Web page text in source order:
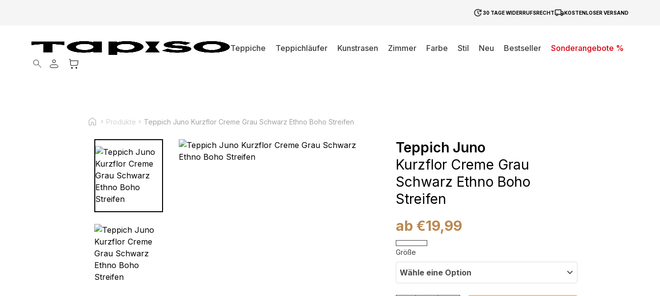
30 TAGE WIDERRUFSRECHT KOSTENLOSER VERSAND
Teppiche Teppichläufer Kunstrasen Zimmer Farbe Stil Neu Bestseller
Sonderangebote %
Products search
Produkte Teppich Juno Kurzflor Creme Grau Schwarz Ethno Boho Streifen
Teppich Juno
Kurzflor Creme Grau
Schwarz Ethno Boho
Streifen
ab €19,99
Größe
Wähle eine Option